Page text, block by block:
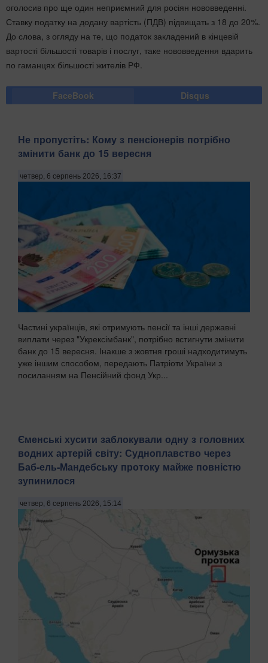
оголосив про ще один неприємний для росіян нововведенні.
Ставку податку на додану вартість (ПДВ) підвищать з 18 до 20%.
До слова, з огляду на те, що податок закладений в кінцевій
вартості більшості товарів і послуг, таке нововведення вдарить
по гаманцях більшості жителів РФ.
FaceBook Disqus
Не пропустіть: Кому з пенсіонерів потрібно
змінити банк до 15 вересня
четвер, 6 серпень 2026, 16:37
Частині українців, які отримують пенсії та інші державні
виплати через "Укрексімбанк", потрібно встигнути змінити
банк до 15 вересня. Інакше з жовтня гроші надходитимуть
уже іншим способом, передають Патріоти України з
посиланням на Пенсійний фонд Укр...
Єменські хусити заблокували одну з головних
водних артерій світу: Судноплавство через
Баб-ель-Мандебську протоку майже повністю
зупинилося
четвер, 6 серпень 2026, 15:14